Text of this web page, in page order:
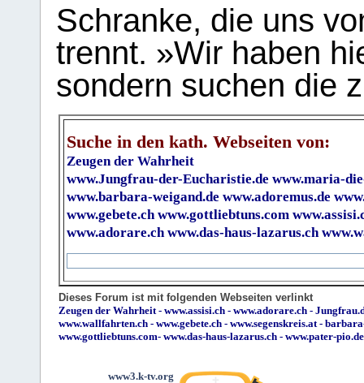
Schranke, die uns
trennt. »Wir haben
sondern suchen die
Suche in den kath. Webseiten von:
Zeugen der Wahrheit
www.Jungfrau-der-Eucharistie.de www.maria-
www.barbara-weigand.de www.adoremus.de
www.gebete.ch www.gottliebtuns.com
www.adorare.ch www.das-haus-lazarus.ch
Dieses Forum ist mit folgenden Webseiten verlinkt
Zeugen der Wahrheit- www.assisi.ch - www.adorare.ch -
www.wallfahrten.ch - www.gebete.ch - www.segenskreis.at-
www.gottliebtuns.com- www.das-haus-lazarus.ch - www.pater-pio.de
www3.k-tv.org